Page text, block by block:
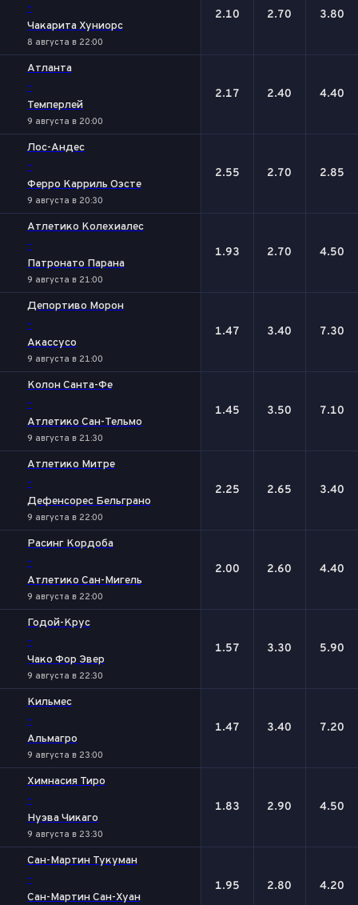
-
Чакарита Хуниорс
8 августа в 22:00
2.10 2.70 3.80
Атланта
-
Темперлей
9 августа в 20:00
2.17 2.40 4.40
Лос-Андес
-
Ферро Карриль Оэсте
9 августа в 20:30
2.55 2.70 2.85
Атлетико Колехиалес
-
Патронато Парана
9 августа в 21:00
1.93 2.70 4.50
Депортиво Морон
-
Акассусо
9 августа в 21:00
1.47 3.40 7.30
Колон Санта-Фе
-
Атлетико Сан-Тельмо
9 августа в 21:30
1.45 3.50 7.10
Атлетико Митре
-
Дефенсорес Бельграно
9 августа в 22:00
2.25 2.65 3.40
Расинг Кордоба
-
Атлетико Сан-Мигель
9 августа в 22:00
2.00 2.60 4.40
Годой-Крус
-
Чако Фор Эвер
9 августа в 22:30
1.57 3.30 5.90
Кильмес
-
Альмагро
9 августа в 23:00
1.47 3.40 7.20
Химнасия Тиро
-
Нуэва Чикаго
9 августа в 23:30
1.83 2.90 4.50
Сан-Мартин Тукуман
-
Сан-Мартин Сан-Хуан
1.95 2.80 4.20